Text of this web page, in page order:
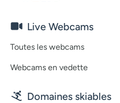
Live Webcams
Toutes les webcams
Webcams en vedette
Domaines skiables